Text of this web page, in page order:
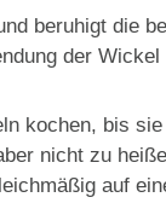
beruhigt die
der
kochen, bis
nicht zu
auf